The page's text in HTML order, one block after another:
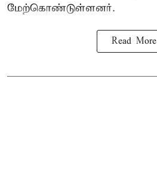
மேற்கொண்டுள்ளனர்.
Read More